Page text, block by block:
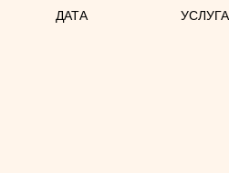
ДАТА УСЛУГА